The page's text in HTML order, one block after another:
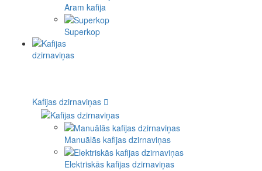
Aram kafija
Superkop
Kafijas dzirnaviņas
Manuālās kafijas dzirnaviņas
Elektriskās kafijas dzirnaviņas